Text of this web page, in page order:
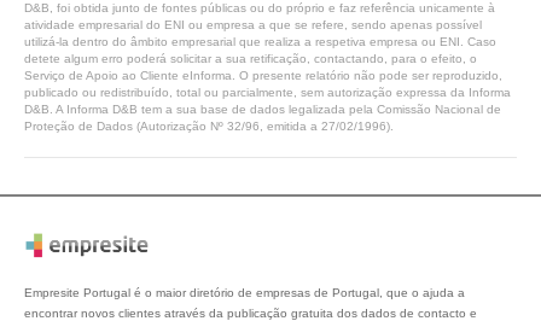
D&B, foi obtida junto de fontes públicas ou do próprio e faz referência unicamente à
atividade empresarial do ENI ou empresa a que se refere, sendo apenas possível
utilizá-la dentro do âmbito empresarial que realiza a respetiva empresa ou ENI. Caso
detete algum erro poderá solicitar a sua retificação, contactando, para o efeito, o
Serviço de Apoio ao Cliente eInforma. O presente relatório não pode ser reproduzido,
publicado ou redistribuído, total ou parcialmente, sem autorização expressa da Informa
D&B. A Informa D&B tem a sua base de dados legalizada pela Comissão Nacional de
Proteção de Dados (Autorização Nº 32/96, emitida a 27/02/1996).
Empresite Portugal é o maior diretório de empresas de Portugal, que o ajuda a
encontrar novos clientes através da publicação gratuita dos dados de contacto e